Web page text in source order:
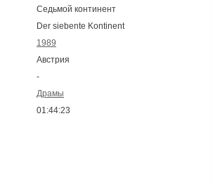
Седьмой континент
Der siebente Kontinent
1989
Австрия
-
Драмы
01:44:23